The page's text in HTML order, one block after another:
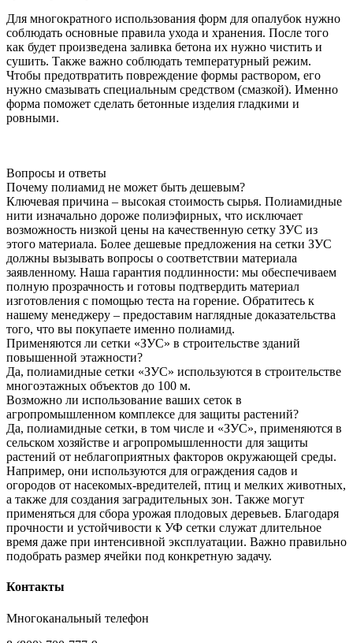
Для многократного использования форм для опалубок нужно
соблюдать основные правила ухода и хранения. После того
как будет произведена заливка бетона их нужно чистить и
сушить. Также важно соблюдать температурный режим.
Чтобы предотвратить повреждение формы раствором, его
нужно смазывать специальным средством (смазкой). Именно
форма поможет сделать бетонные изделия гладкими и
ровными.
Вопросы и ответы
Почему полиамид не может быть дешевым?
Ключевая причина – высокая стоимость сырья. Полиамидные
нити изначально дороже полиэфирных, что исключает
возможность низкой цены на качественную сетку ЗУС из
этого материала. Более дешевые предложения на сетки ЗУС
должны вызывать вопросы о соответствии материала
заявленному. Наша гарантия подлинности: мы обеспечиваем
полную прозрачность и готовы подтвердить материал
изготовления с помощью теста на горение. Обратитесь к
нашему менеджеру – предоставим наглядные доказательства
того, что вы покупаете именно полиамид.
Применяются ли сетки «ЗУС» в строительстве зданий
повышенной этажности?
Да, полиамидные сетки «ЗУС» используются в строительстве
многоэтажных объектов до 100 м.
Возможно ли использование ваших сеток в
агропромышленном комплексе для защиты растений?
Да, полиамидные сетки, в том числе и «ЗУС», применяются в
сельском хозяйстве и агропромышленности для защиты
растений от неблагоприятных факторов окружающей среды.
Например, они используются для ограждения садов и
огородов от насекомых-вредителей, птиц и мелких животных,
а также для создания заградительных зон. Также могут
применяться для сбора урожая плодовых деревьев. Благодаря
прочности и устойчивости к УФ сетки служат длительное
время даже при интенсивной эксплуатации. Важно правильно
подобрать размер ячейки под конкретную задачу.
Контакты
Многоканальный телефон